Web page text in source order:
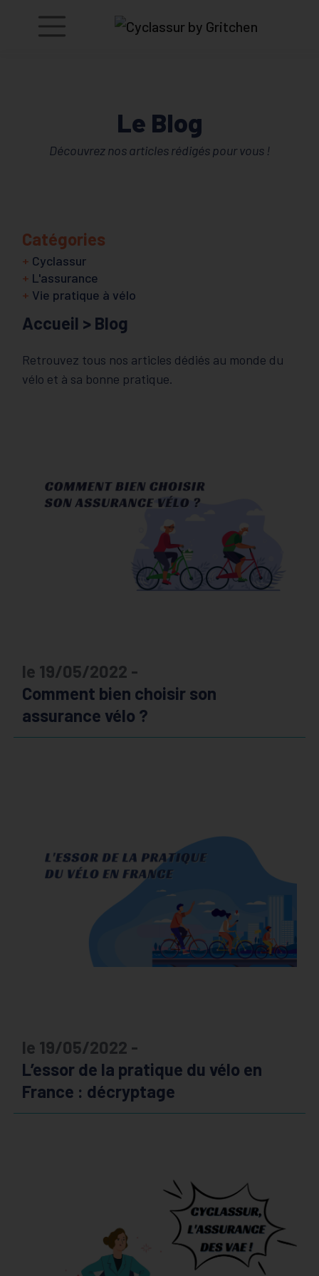
Le Blog
Découvrez nos articles rédigés pour vous !
Accueil > Blog
Retrouvez tous nos articles dédiés au monde du
vélo et à sa bonne pratique.
le 19/05/2022 -
Comment bien choisir son
assurance vélo ?
le 19/05/2022 -
L’essor de la pratique du vélo en
France : décryptage
Catégories
+ Cyclassur
+ L'assurance
+ Vie pratique à vélo